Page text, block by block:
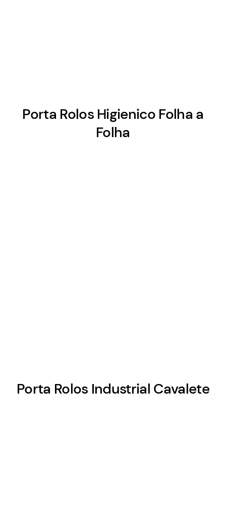
Porta Rolos Higienico Folha a
Folha
Porta Rolos Industrial Cavalete